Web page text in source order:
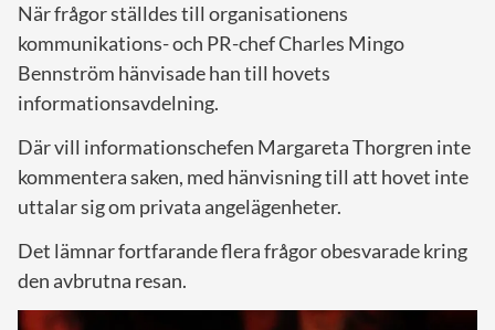
När frågor ställdes till organisationens
kommunikations- och PR-chef Charles Mingo
Bennström hänvisade han till hovets
informationsavdelning.
Där vill informationschefen Margareta Thorgren inte
kommentera saken, med hänvisning till att hovet inte
uttalar sig om privata angelägenheter.
Det lämnar fortfarande flera frågor obesvarade kring
den avbrutna resan.